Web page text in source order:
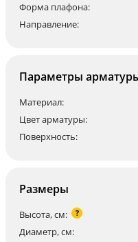
Форма плафона:
Направление:
Параметры
Материал:
Цвет арматуры:
Поверхность:
Размеры
Высота, см: ?
Диаметр, см: